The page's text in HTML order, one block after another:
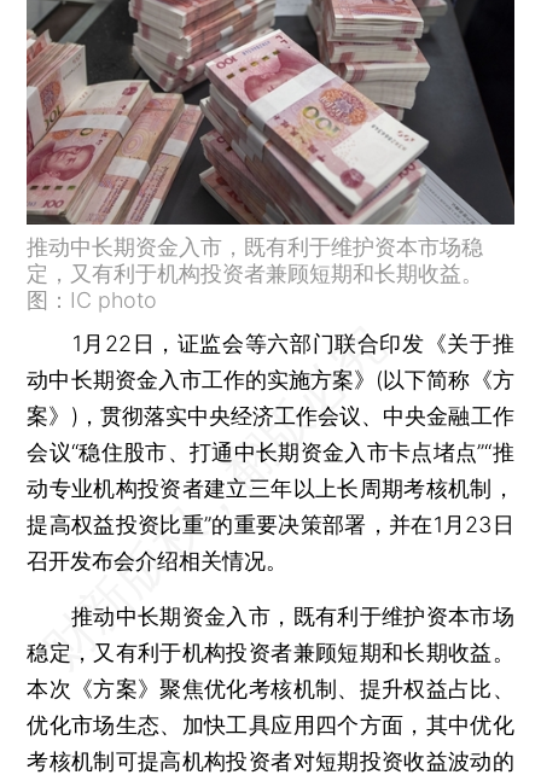
推动中长期资金入市，既有利于维护资本市场稳
定，又有利于机构投资者兼顾短期和长期收益。
图：IC photo
1月22日，证监会等六部门联合印发《关于推
动中长期资金入市工作的实施方案》(以下简称《方
案》)，贯彻落实中央经济工作会议、中央金融工作
会议“稳住股市、打通中长期资金入市卡点堵点”“推
动专业机构投资者建立三年以上长周期考核机制，
提高权益投资比重”的重要决策部署，并在1月23日
召开发布会介绍相关情况。
推动中长期资金入市，既有利于维护资本市场
稳定，又有利于机构投资者兼顾短期和长期收益。
本次《方案》聚焦优化考核机制、提升权益占比、
优化市场生态、加快工具应用四个方面，其中优化
考核机制可提高机构投资者对短期投资收益波动的